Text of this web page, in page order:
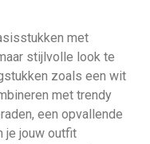
met
stijlvolle look te
zoals een wit
met trendy
een opvallende
je jouw outfit